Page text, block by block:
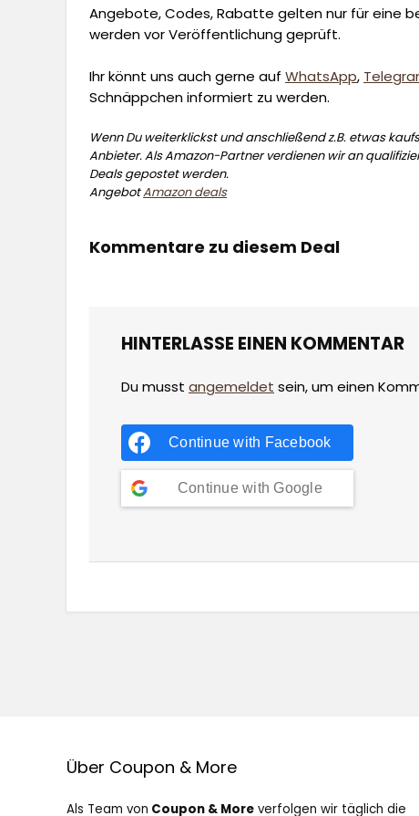
Angebote, Codes, Rabatte gelten nur für eine
werden vor Veröffentlichung geprüft.
Ihr könnt uns auch gerne auf WhatsApp,
Schnäppchen informiert zu werden.
Wenn Du weiterklickst und anschließend z.B. etwas
Anbieter. Als Amazon-Partner verdienen wir an
Deals gepostet werden.
AngebotAmazon deals
Kommentare zu diesem Deal
HINTERLASSE EINEN KOMMENTAR
Du musst angemeldet sein, um einen
Continue with Facebook
Continue with Google
Über Coupon & More
Als Team von Coupon & Moreverfolgen wir täglich die